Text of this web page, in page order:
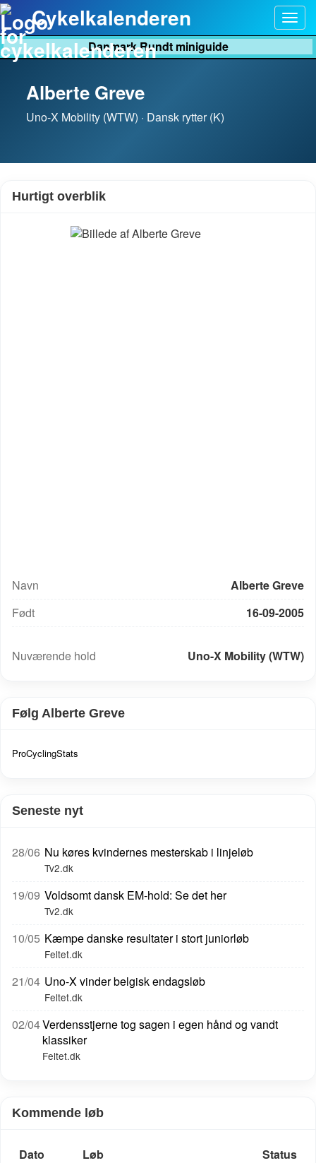
Cykelkalenderen
Danmark Rundt miniguide
Alberte Greve
Uno-X Mobility (WTW) · Dansk rytter (K)
Hurtigt overblik
Navn
Alberte Greve
Født
16-09-2005
Nuværende hold Uno-X Mobility (WTW)
Følg Alberte Greve
ProCyclingStats
Seneste nyt
28/06 Nu køres kvindernes mesterskab i linjeløb
Tv2.dk
19/09 Voldsomt dansk EM-hold: Se det her
Tv2.dk
10/05 Kæmpe danske resultater i stort juniorløb
Feltet.dk
21/04 Uno-X vinder belgisk endagsløb
Feltet.dk
02/04Verdensstjerne tog sagen i egen hånd og vandt
klassiker
Feltet.dk
Kommende løb
Dato Løb
Status